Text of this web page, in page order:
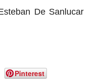
De Sanlucar
Pinterest